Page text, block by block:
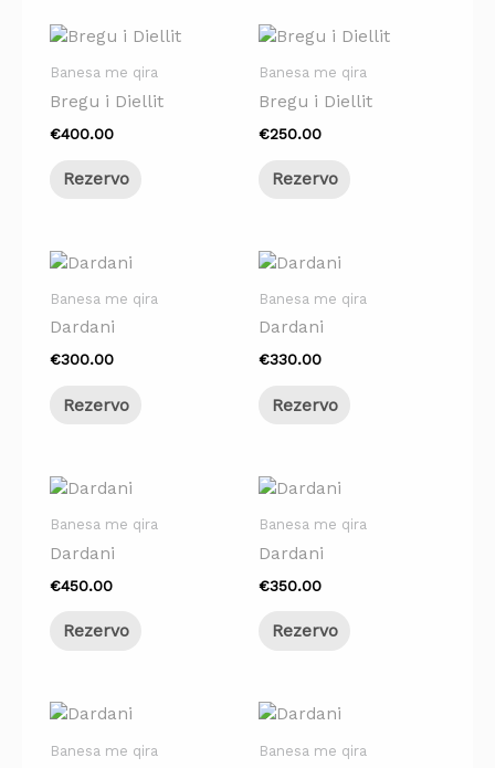
Banesa me qira
Bregu i Diellit
€400.00
Rezervo
Banesa me qira
Bregu i Diellit
€250.00
Rezervo
Banesa me qira
Dardani
€300.00
Rezervo
Banesa me qira
Dardani
€330.00
Rezervo
Banesa me qira
Dardani
€450.00
Rezervo
Banesa me qira
Dardani
€350.00
Rezervo
Banesa me qira Banesa me qira